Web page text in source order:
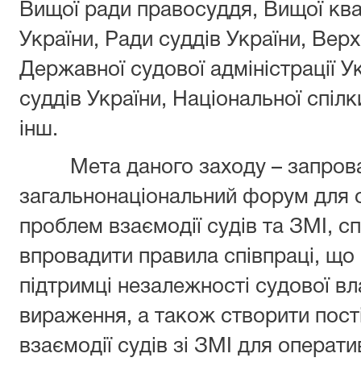
Вищої ради правосуддя, Вищої
України, Ради суддів України,
Державної судової адміністрації
суддів України, Національної
інш.
Мета даного заходу –
загальнонаціональний форум для
проблем взаємодії судів та ЗМІ,
впровадити правила співпраці, що
підтримці незалежності судової
вираження, а також створити
взаємодії судів зі ЗМІ для